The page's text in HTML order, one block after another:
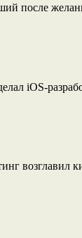
после
iOS-
возглавил